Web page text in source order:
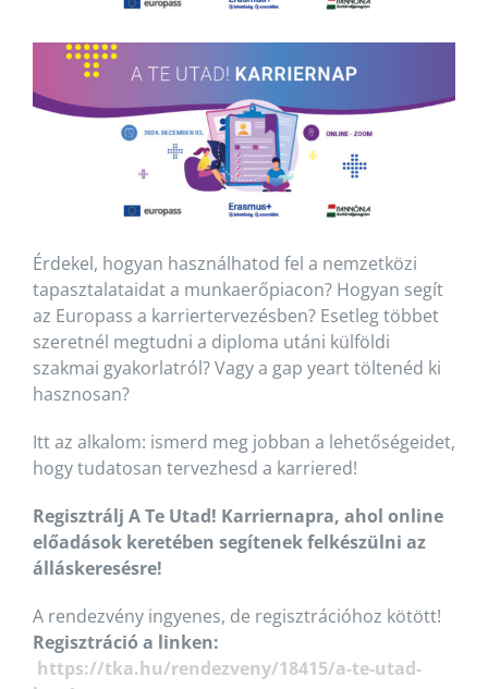
Érdekel, hogyan használhatod fel a nemzetközi
tapasztalataidat a munkaerőpiacon? Hogyan segít
az Europass a karriertervezésben? Esetleg többet
szeretnél megtudni a diploma utáni külföldi
szakmai gyakorlatról? Vagy a gap yeart töltenéd ki
hasznosan?
Itt az alkalom: ismerd meg jobban a lehetőségeidet,
hogy tudatosan tervezhesd a karriered!
Regisztrálj A Te Utad! Karriernapra, ahol online
előadások keretében segítenek felkészülni az
álláskeresésre!
A rendezvény ingyenes, de regisztrációhoz kötött!
Regisztráció a linken:
https://tka.hu/rendezveny/18415/a-te-utad-